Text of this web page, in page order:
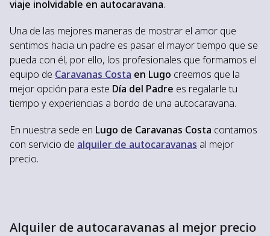
viaje inolvidable en autocaravana.
Una de las mejores maneras de mostrar el amor que
sentimos hacia un padre es pasar el mayor tiempo que se
pueda con él, por ello, los profesionales que formamos el
equipo de Caravanas Costa en Lugo creemos que la
mejor opción para este Día del Padre es regalarle tu
tiempo y experiencias a bordo de una autocaravana.
En nuestra sede en Lugo de Caravanas Costa contamos
con servicio de alquiler de autocaravanas al mejor
precio.
Alquiler de autocaravanas al mejor precio